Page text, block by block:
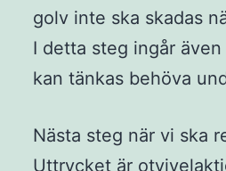
golv inte ska skadas
I detta steg ingår
kan tänkas behöva
Nästa steg när vi ska
Uttrycket är